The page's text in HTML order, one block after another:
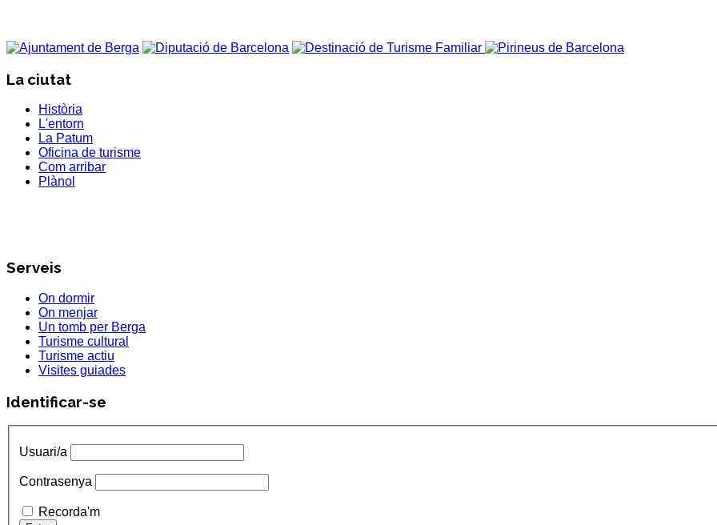
La ciutat
Història
L'entorn
La Patum
Oficina de turisme
Com arribar
Plànol
Serveis
On dormir
On menjar
Un tomb per Berga
Turisme cultural
Turisme actiu
Visites guiades
Identificar-se
Usuari/a
Contrasenya
Recorda'm